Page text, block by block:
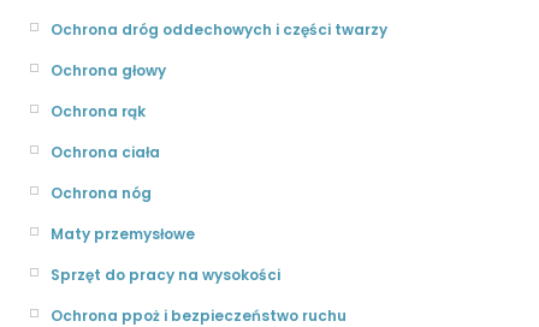
Ochrona dróg oddechowych i części twarzy
Ochrona głowy
Ochrona rąk
Ochrona ciała
Ochrona nóg
Maty przemysłowe
Sprzęt do pracy na wysokości
Ochrona ppoż i bezpieczeństwo ruchu